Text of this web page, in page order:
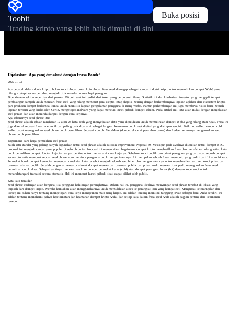
Toobit
Trading kripto yang lebih baik dimulai di sini
Buka posisi
Dijelaskan: Apa yang dimaksud dengan Frasa Benih?
2025-01-03
Ada pepatah dalam dunia kripto: bukan kunci Anda, bukan koin Anda. Frasa seed dianggap sebagai standar industri kripto untuk memulihkan dompet Web3 yang
hilang - tetapi secara bertahap menjadi titik masalah utama bagi pengguna
Diperkirakan sekitar sepertiga dari pasokan Bitcoin saat ini terdiri dari token yang berpotensi hilang. Statistik ini dan kisah-kisah investor yang menggali tempat
pembuangan sampah untuk mencari frase seed yang hilang membuat para skeptis tetap skeptis. Seiring dengan berkembangnya lapisan aplikasi dari ekosistem kripto,
para produsen dompet berlomba-lomba untuk memiliki lapisan pengalaman pengguna di ruang Web3. Namun perkembangan ini juga membawa risiko baru. Sebuah
laporan terbaru yang dirilis oleh CertiK mengekspos malware yang dapat mencuri kunci pribadi dompet seluler. Pada artikel ini, kita akan mulai dengan menjelaskan
seed phrase dan akan menindaklanjuti dengan cara kerjanya.
Apa sebenarnya seed phrase itu?
Seed phrase adalah sebuah rangkaian 12 atau 24 kata acak yang menyediakan data yang dibutuhkan untuk memulihkan dompet Web3 yang hilang atau rusak. Frasa ini
juga dikenal sebagai frasa mnemonik dan paling baik dipahami sebagai langkah keamanan untuk aset digital yang disimpan sendiri. Baik hot wallet maupun cold
wallet dapat menggunakan seed phrase untuk pemulihan. Sebagai contoh, MetaMask (dompet ekstensi peramban panas) dan Ledger semuanya menggunakan seed
phrase untuk pemulihan.
Bagaimana cara kerja pemulihan seed phrase
Salah satu standar yang paling banyak digunakan untuk seed phrase adalah Bitcoin Improvement Proposal 39. Meskipun pada awalnya diusulkan untuk dompet BTC,
proposal ini menjadi standar yang populer di seluruh dunia. Proposal ini menguraikan bagaimana dompet kripto menghasilkan frasa dan menafsirkan ulang setiap kata
untuk pemulihan dompet. Urutan kejadian sangat penting untuk memahami cara kerjanya. Sebelum kunci publik dan privat pengguna yang baru ada, sebuah dompet
secara otomatis membuat sebuah seed phrase atau meminta pengguna untuk menyediakannya. Ini merupakan sebuah frasa mnemonic yang terdiri dari 12 atau 24 kata.
Perangkat lunak dompet kemudian mengubah rangkaian kata tersebut menjadi sebuah seed biner dan menggunakannya untuk menghasilkan satu set kunci privat dan
pasangan alamat publik. Setelah pengguna mengatur alamat dompet mereka dan pasangan publik dan privat anak, mereka tidak perlu menggunakan frasa seed
pemulihan untuk akses. Sebagai gantinya, mereka masuk ke dompet perangkat keras (cold) atau dompet perangkat lunak (hot) dengan kode sandi untuk
menandatangani transaksi secara otomatis. Hal ini membuat kunci pribadi tidak dapat dilihat oleh publik.
Kata-kata terakhir
Seed phrase cadangan akan berguna jika pengguna kehilangan perangkatnya. Dalam hal ini, pengguna idealnya menyimpan seed phrase tersebut di lokasi yang
terpisah dari dompet kripto. Mereka kemudian akan menggunakannya untuk memulihkan akses ke perangkat lain yang kompatibel. Menguasai keterampilan dan
konsep ini bukan hanya tentang mempelajari cara kerja manajemen mata uang kripto. Ini adalah tentang memikul tanggung jawab sebagai bank Anda sendiri. Ini
adalah tentang memahami bahwa keselamatan dan keamanan dompet kripto Anda, dan setiap kata dalam frasa seed Anda adalah bagian penting dari keamanan
tersebut.